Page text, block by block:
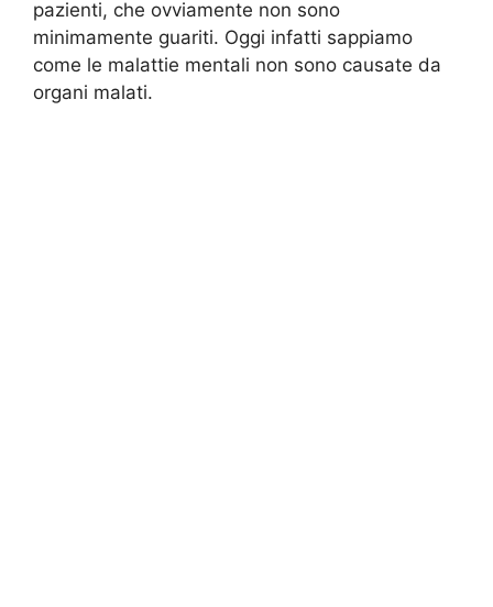
pazienti, che ovviamente non sono
minimamente guariti. Oggi infatti sappiamo
come le malattie mentali non sono causate da
organi malati.